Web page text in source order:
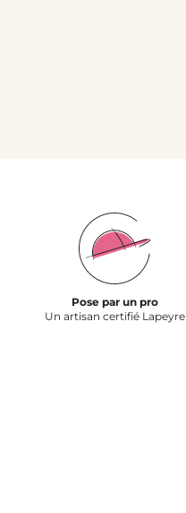
Pose par un pro
Un artisan certifié Lapeyre